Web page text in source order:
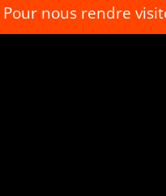
Pour nous rendre